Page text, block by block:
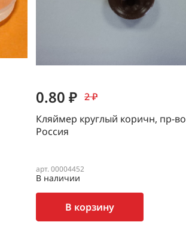
0.80 ₽ 2 ₽
Кляймер круглый коричн, пр-во
Россия
арт. 00004452
В наличии
В корзину